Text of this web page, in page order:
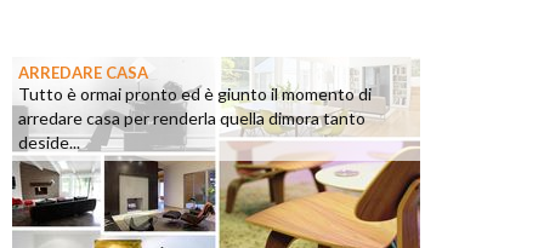
ARREDARE CASA
Tutto è ormai pronto ed è giunto il momento di
arredare casa per renderla quella dimora tanto
deside...